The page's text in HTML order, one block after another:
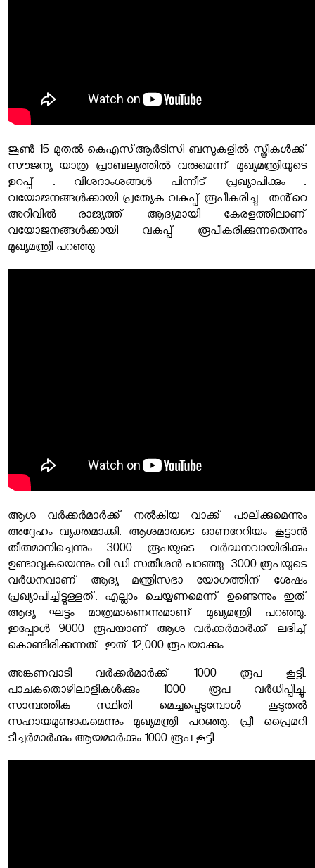
ജൂൺ 15 മുതൽ കെഎസ്ആർടിസി ബസുകളിൽ സ്ത്രീകൾക്ക്
സൗജന്യ യാത്ര പ്രാബല്യത്തിൽ വരുമെന്ന് മുഖ്യമന്ത്രിയുടെ
ഉറപ്പ് . വിശദാംശങ്ങൾ പിന്നീട് പ്രഖ്യാപിക്കും .
വയോജനങ്ങൾക്കായി പ്രത്യേക വകുപ്പ് രൂപീകരിച്ചു . തൻ്റെ
അറിവിൽ രാജ്യത്ത് ആദ്യമായി കേരളത്തിലാണ്
വയോജനങ്ങൾക്കായി വകുപ്പ് രൂപീകരിക്കുന്നതെന്നും
മുഖ്യമന്ത്രി പറഞ്ഞു
ആശ വർക്കർമാർക്ക് നൽകിയ വാക്ക് പാലിക്കുമെന്നും
അദ്ദേഹം വ്യക്തമാക്കി. ആശമാരുടെ ഓണറേറിയം കൂട്ടാൻ
തീരുമാനിച്ചെന്നും 3000 രൂപയുടെ വർദ്ധനവായിരിക്കും
ഉണ്ടാവുകയെന്നും വി ഡി സതീശൻ പറഞ്ഞു. 3000 രൂപയുടെ
വർധനവാണ് ആദ്യ മന്ത്രിസഭാ യോഗത്തിന് ശേഷം
പ്രഖ്യാപിച്ചിട്ടുള്ളത്. എല്ലാം ചെയ്യണമെന്ന് ഉണ്ടെന്നും ഇത്
ആദ്യ ഘട്ടം മാത്രമാണെന്നുമാണ് മുഖ്യമന്ത്രി പറഞ്ഞു.
ഇപ്പോൾ 9000 രൂപയാണ് ആശ വർക്കർമാർക്ക് ലഭിച്ച്
കൊണ്ടിരിക്കുന്നത്. ഇത് 12,000 രൂപയാക്കും.
അങ്കണവാടി വർക്കർമാർക്ക് 1000 രൂപ കൂട്ടി.
പാചകതൊഴിലാളികൾക്കും 1000 രൂപ വർധിപ്പിച്ചു.
സാമ്പത്തിക സ്ഥിതി മെച്ചപ്പെടുമ്പോൾ കൂടുതൽ
സഹായമുണ്ടാകുമെന്നും മുഖ്യമന്ത്രി പറഞ്ഞു. പ്രീ പ്രൈമറി
ടീച്ചർമാർക്കും ആയമാർക്കും 1000 രൂപ കൂട്ടി.